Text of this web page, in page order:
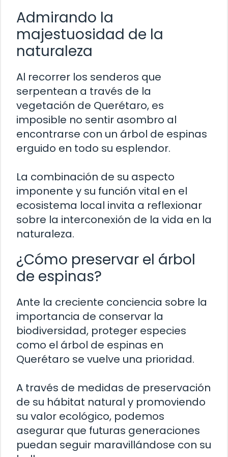
Admirando la
majestuosidad de la
naturaleza
Al recorrer los senderos que
serpentean a través de la
vegetación de Querétaro, es
imposible no sentir asombro al
encontrarse con un árbol de espinas
erguido en todo su esplendor.
La combinación de su aspecto
imponente y su función vital en el
ecosistema local invita a reflexionar
sobre la interconexión de la vida en la
naturaleza.
¿Cómo preservar el árbol
de espinas?
Ante la creciente conciencia sobre la
importancia de conservar la
biodiversidad, proteger especies
como el árbol de espinas en
Querétaro se vuelve una prioridad.
A través de medidas de preservación
de su hábitat natural y promoviendo
su valor ecológico, podemos
asegurar que futuras generaciones
puedan seguir maravillándose con su